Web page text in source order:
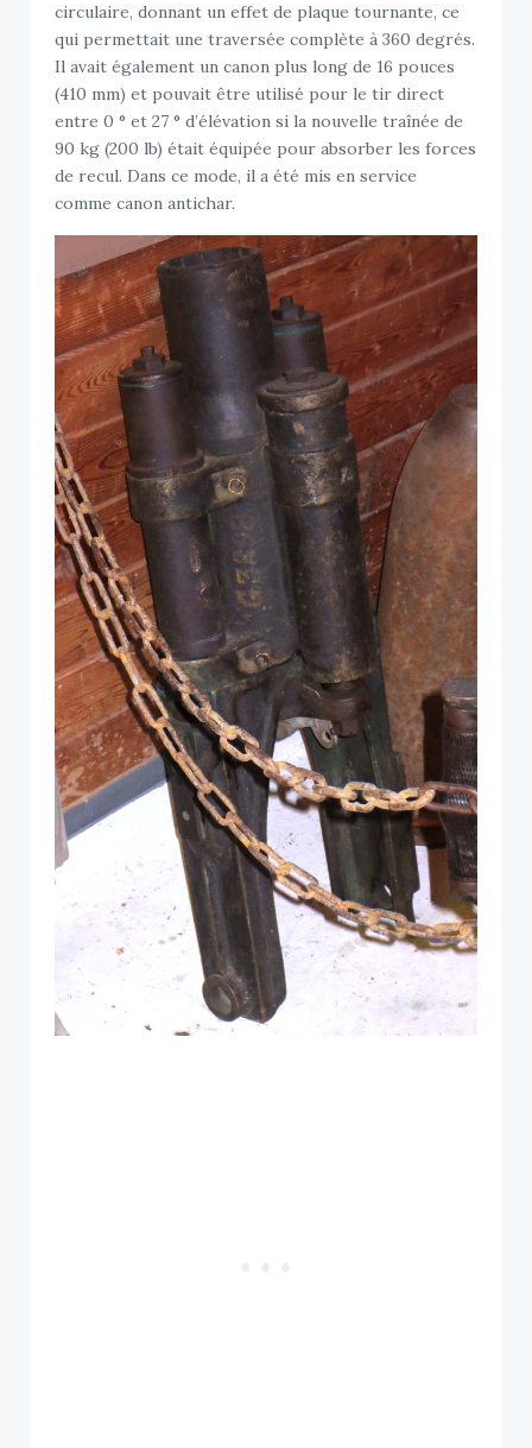
circulaire, donnant un effet de plaque tournante, ce
qui permettait une traversée complète à 360 degrés.
Il avait également un canon plus long de 16 pouces
(410 mm) et pouvait être utilisé pour le tir direct
entre 0 ° et 27 ° d’élévation si la nouvelle traînée de
90 kg (200 lb) était équipée pour absorber les forces
de recul. Dans ce mode, il a été mis en service
comme canon antichar.